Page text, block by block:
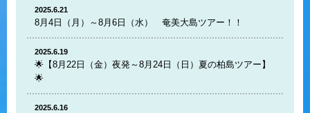
2025.6.21
8月4日（月）～8月6日（水） 奄美大島ツアー！！
2025.6.19
🌟【8月22日（金）夜発～8月24日（日）夏の柏島ツアー】
🌟
2025.6.16